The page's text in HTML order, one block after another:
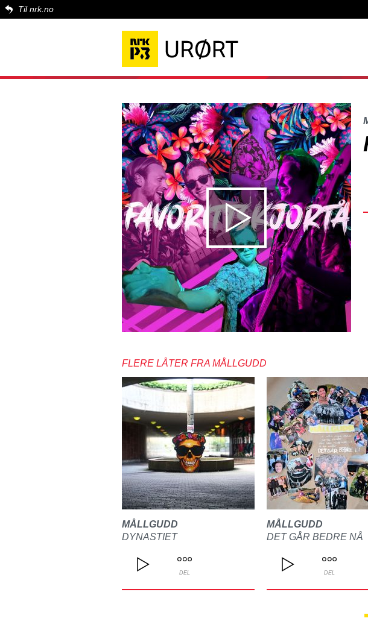
Til nrk.no
FLERE LÅTER FRA MÅLLGUDD
MÅLLGUDD
DYNASTIET
DEL
MÅLLGUDD
DET GÅR BEDRE NÅ
DEL